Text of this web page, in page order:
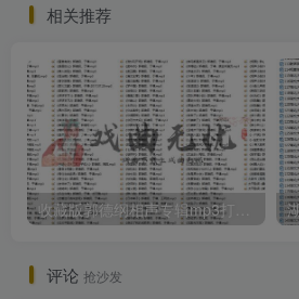
相关推荐
评论 抢沙发